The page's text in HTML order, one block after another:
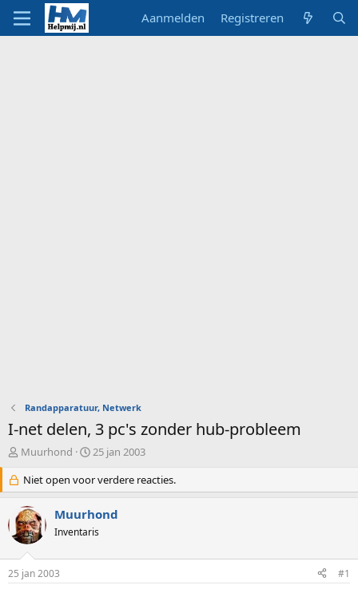
Aanmelden Registreren
Randapparatuur, Netwerk
I-net delen, 3 pc's zonder hub-probleem
O
d
e
r
w
e
p
s
Muurhond
S
a
r
d
a
m
25 jan 2003
Niet open voor verdere reacties.
Muurhond
Inventaris
25 jan 2003 #1